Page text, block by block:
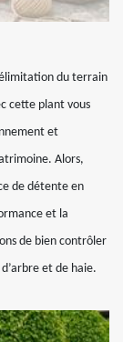
du terrain
cette plant vous
et
Alors,
de détente en
et la
de bien contrôler
et de haie.